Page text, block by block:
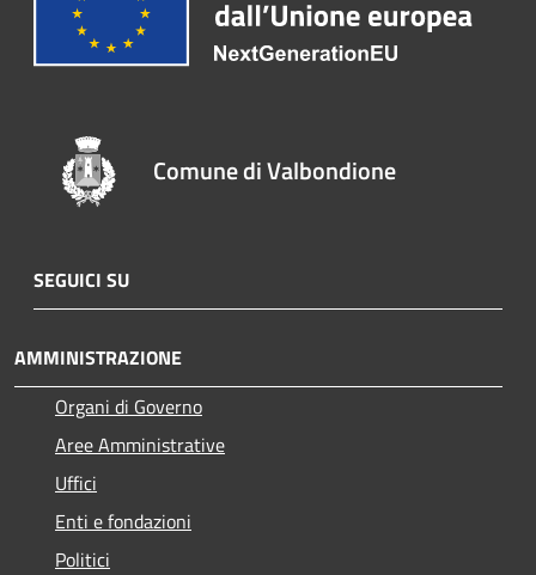
Comune di Valbondione
SEGUICI SU
AMMINISTRAZIONE
Organi di Governo
Aree Amministrative
Uffici
Enti e fondazioni
Politici